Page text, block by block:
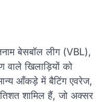
बेसबॉल लीग (VBL),
खिलाड़ियों को
आँकड़े में बैटिंग एवरेज,
शामिल हैं, जो अक्सर